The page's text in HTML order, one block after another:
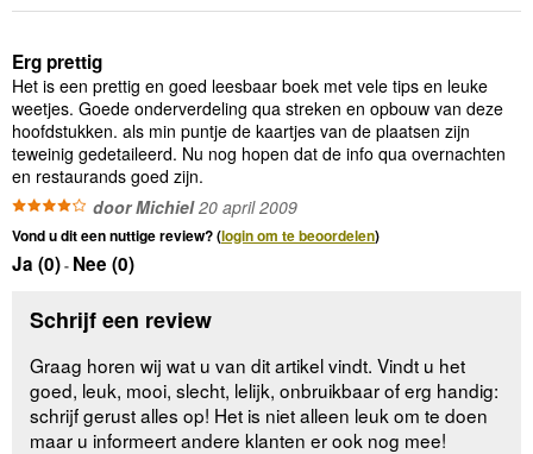
Erg prettig
Het is een prettig en goed leesbaar boek met vele tips en leuke
weetjes. Goede onderverdeling qua streken en opbouw van deze
hoofdstukken. als min puntje de kaartjes van de plaatsen zijn
teweinig gedetaileerd. Nu nog hopen dat de info qua overnachten
en restaurands goed zijn.
door Michiel20 april 2009
Vond u dit een nuttige review? (login om te beoordelen)
Ja (0)- Nee (0)
Schrijf een review
Graag horen wij wat u van dit artikel vindt. Vindt u het
goed, leuk, mooi, slecht, lelijk, onbruikbaar of erg handig:
schrijf gerust alles op! Het is niet alleen leuk om te doen
maar u informeert andere klanten er ook nog mee!